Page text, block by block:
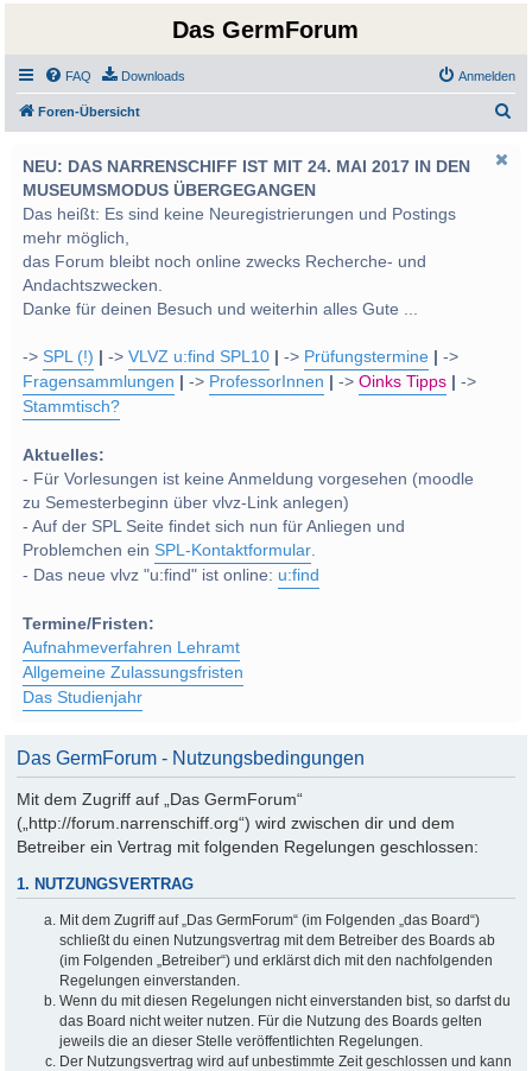
Das GermForum
FAQ Downloads Anmelden
Foren-Übersicht
NEU: DAS NARRENSCHIFF IST MIT 24. MAI 2017 IN DEN
MUSEUMSMODUS ÜBERGEGANGEN
Das heißt: Es sind keine Neuregistrierungen und Postings
mehr möglich,
das Forum bleibt noch online zwecks Recherche- und
Andachtszwecken.
Danke für deinen Besuch und weiterhin alles Gute ...
->SPL (!) ->VLVZ u:find SPL10 -> Prüfungstermine
->
Fragensammlungen
-> ProfessorInnen ->Oinks Tipps
->
Stammtisch?
Aktuelles:
- Für Vorlesungen ist keine Anmeldung vorgesehen (moodle
zu Semesterbeginn über vlvz-Link anlegen)
- Auf der SPL Seite findet sich nun für Anliegen und
Problemchen einSPL-Kontaktformular.
- Das neue vlvz "u:find" ist online: u:find
Termine/Fristen:
Aufnahmeverfahren Lehramt
Allgemeine Zulassungsfristen
Das Studienjahr
Das GermForum - Nutzungsbedingungen
Mit dem Zugriff auf „Das GermForum“
(„http://forum.narrenschiff.org“) wird zwischen dir und dem
Betreiber ein Vertrag mit folgenden Regelungen geschlossen:
1. NUTZUNGSVERTRAG
Mit dem Zugriff auf „Das GermForum“ (im Folgenden „das Board“)
schließt du einen Nutzungsvertrag mit dem Betreiber des Boards ab
(im Folgenden „Betreiber“) und erklärst dich mit den nachfolgenden
Regelungen einverstanden.
Wenn du mit diesen Regelungen nicht einverstanden bist, so darfst du
das Board nicht weiter nutzen. Für die Nutzung des Boards gelten
jeweils die an dieser Stelle veröffentlichten Regelungen.
Der Nutzungsvertrag wird auf unbestimmte Zeit geschlossen und kann